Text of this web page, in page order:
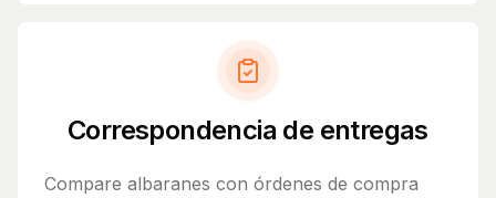
Correspondencia de entregas
Compare albaranes con órdenes de compra